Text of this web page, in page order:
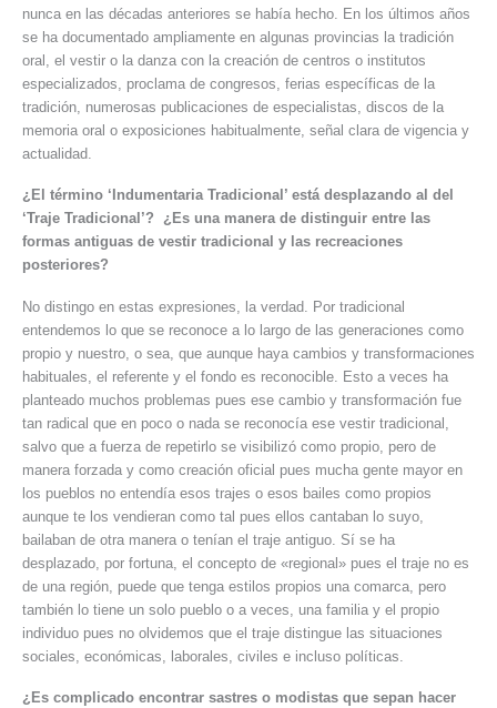
nunca en las décadas anteriores se había hecho. En los últimos años
se ha documentado ampliamente en algunas provincias la tradición
oral, el vestir o la danza con la creación de centros o institutos
especializados, proclama de congresos, ferias específicas de la
tradición, numerosas publicaciones de especialistas, discos de la
memoria oral o exposiciones habitualmente, señal clara de vigencia y
actualidad.
¿El término ‘Indumentaria Tradicional’ está desplazando al del
‘Traje Tradicional’? ¿Es una manera de distinguir entre las
formas antiguas de vestir tradicional y las recreaciones
posteriores?
No distingo en estas expresiones, la verdad. Por tradicional
entendemos lo que se reconoce a lo largo de las generaciones como
propio y nuestro, o sea, que aunque haya cambios y transformaciones
habituales, el referente y el fondo es reconocible. Esto a veces ha
planteado muchos problemas pues ese cambio y transformación fue
tan radical que en poco o nada se reconocía ese vestir tradicional,
salvo que a fuerza de repetirlo se visibilizó como propio, pero de
manera forzada y como creación oficial pues mucha gente mayor en
los pueblos no entendía esos trajes o esos bailes como propios
aunque te los vendieran como tal pues ellos cantaban lo suyo,
bailaban de otra manera o tenían el traje antiguo. Sí se ha
desplazado, por fortuna, el concepto de «regional» pues el traje no es
de una región, puede que tenga estilos propios una comarca, pero
también lo tiene un solo pueblo o a veces, una familia y el propio
individuo pues no olvidemos que el traje distingue las situaciones
sociales, económicas, laborales, civiles e incluso políticas.
¿Es complicado encontrar sastres o modistas que sepan hacer